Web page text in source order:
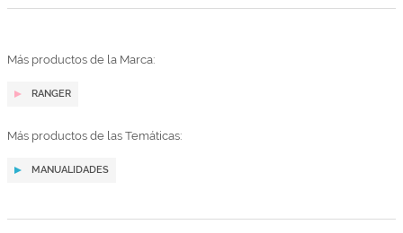
Más productos de la Marca:
RANGER
Más productos de las Temáticas:
MANUALIDADES